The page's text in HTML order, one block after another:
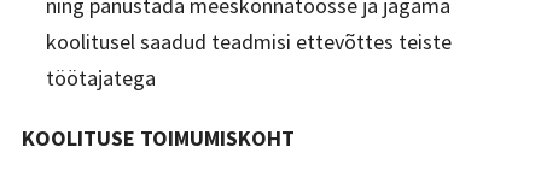
koolitusel saadud teadmisi ettevõttes teiste
töötajatega
KOOLITUSE TOIMUMISKOHT